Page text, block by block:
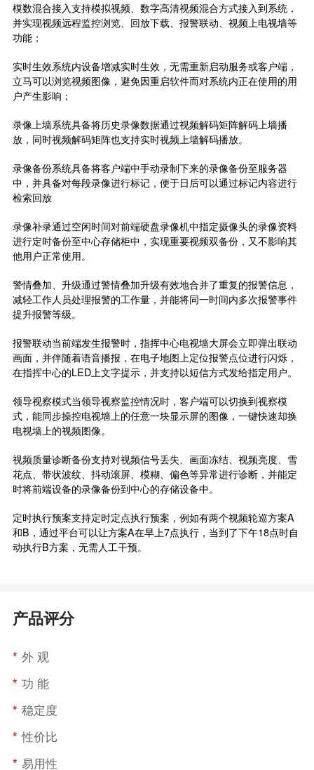
模数混合接入支持模拟视频、数字高清视频混合方式接入到系统，
并实现视频远程监控浏览、回放下载、报警联动、视频上电视墙等
功能；
实时生效系统内设备增减实时生效，无需重新启动服务或客户端，
立马可以浏览视频图像，避免因重启软件而对系统内正在使用的用
户产生影响；
录像上墙系统具备将历史录像数据通过视频解码矩阵解码上墙播
放，同时视频解码矩阵也支持实时视频上墙解码播放。
录像备份系统具备将客户端中手动录制下来的录像备份至服务器
中，并具备对每段录像进行标记，便于日后可以通过标记内容进行
检索回放
录像补录通过空闲时间对前端硬盘录像机中指定摄像头的录像资料
进行定时备份至中心存储柜中，实现重要视频双备份，又不影响其
他用户正常使用。
警情叠加、升级通过警情叠加升级有效地合并了重复的报警信息，
减轻工作人员处理报警的工作量，并能将同一时间内多次报警事件
提升报警等级。
报警联动当前端发生报警时，指挥中心电视墙大屏会立即弹出联动
画面，并伴随着语音播报，在电子地图上定位报警点位进行闪烁，
在指挥中心的LED上文字提示，并支持以短信方式发给指定用户。
领导视察模式当领导视察监控情况时，客户端可以切换到视察模
式，能同步操控电视墙上的任意一块显示屏的图像，一键快速却换
电视墙上的视频图像。
视频质量诊断备份支持对视频信号丢失、画面冻结、视频亮度、雪
花点、带状波纹、抖动滚屏、模糊、偏色等异常进行诊断，并能定
时将前端设备的录像备份到中心的存储设备中。
定时执行预案支持定时定点执行预案，例如有两个视频轮巡方案A
和B，通过平台可以让方案A在早上7点执行，当到了下午18点时自
动执行B方案，无需人工干预。
产品评分
* 外 观
* 功 能
* 稳定度
* 性价比
* 易用性